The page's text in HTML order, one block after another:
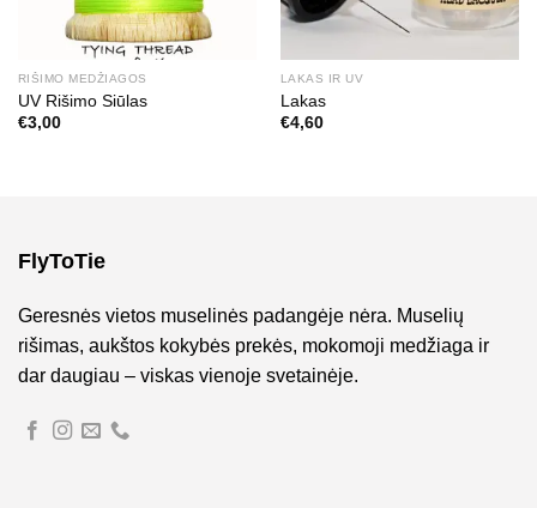
RIŠIMO MEDŽIAGOS
UV Rišimo Siūlas
€3,00
LAKAS IR UV
Lakas
€4,60
FlyToTie
Geresnės vietos muselinės padangėje nėra. Muselių
rišimas, aukštos kokybės prekės, mokomoji medžiaga ir
dar daugiau – viskas vienoje svetainėje.